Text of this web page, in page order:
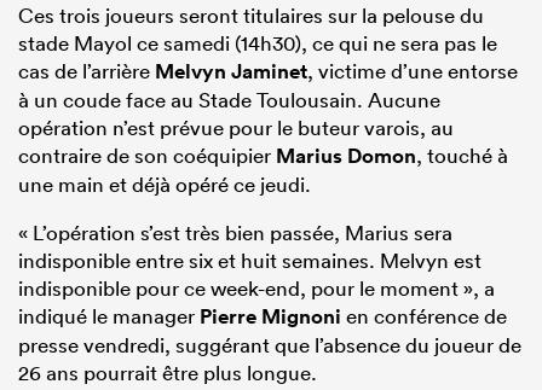
Ces trois joueurs seront titulaires sur la pelouse du
stade Mayol ce samedi (14h30), ce qui ne sera pas le
cas de l’arrière Melvyn Jaminet, victime d’une entorse
à un coude face au Stade Toulousain. Aucune
opération n’est prévue pour le buteur varois, au
contraire de son coéquipier Marius Domon, touché à
une main et déjà opéré ce jeudi.
« L’opération s’est très bien passée, Marius sera
indisponible entre six et huit semaines. Melvyn est
indisponible pour ce week-end, pour le moment », a
indiqué le manager Pierre Mignoni en conférence de
presse vendredi, suggérant que l’absence du joueur de
26 ans pourrait être plus longue.